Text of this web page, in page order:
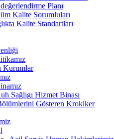
Planı
Kalite Sorumluları
Kalite Standartları
Kurumlar
Sağlıgı Hizmet Binası
Gösteren Krokiker